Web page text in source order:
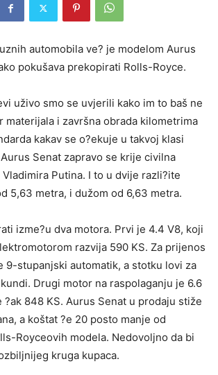
automobila ve? je modelom Aurus
pokušava prekopirati Rolls-Royce.
uživo smo se uvjerili kako im to baš ne
materijala i završna obrada kilometrima
kakav se o?ekuje u takvoj klasi
Senat zapravo se krije civilna
Putina. I to u dvije razli?ite
5,63 metra, i dužom od 6,63 metra.
izme?u dva motora. Prvi je 4.4 V8, koji
razvija 590 KS. Za prijenos
9-stupanjski automatik, a stotku lovi za
Drugi motor na raspolaganju je 6.6
?ak 848 KS. Aurus Senat u prodaju stiže
a koštat ?e 20 posto manje od
Royceovih modela. Nedovoljno da bi
kruga kupaca.